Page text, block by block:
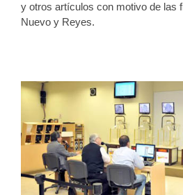
y otros artículos con motivo de las
Nuevo y Reyes.